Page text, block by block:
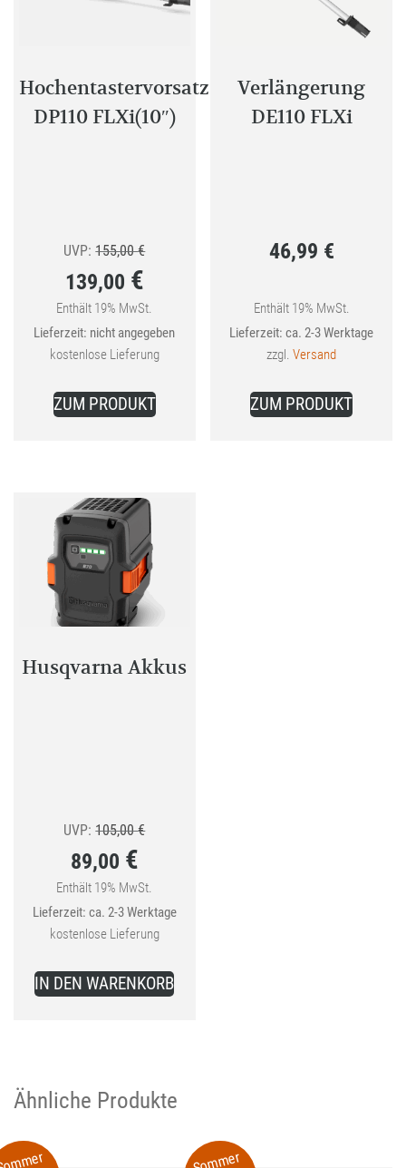
Hochentastervorsatz
DP110 FLXi(10″)
UVP: 155,00€Ursprünglicher
war:
155,00 €
139,00 €
Aktueller
Preis
139,00 €.
Enthält 19% MwSt.
Lieferzeit: nicht angegeben
kostenlose Lieferung
ZUM PRODUKT
Verlängerung
DE110 FLXi
46,99 €
Enthält 19% MwSt.
Lieferzeit: ca. 2-3 Werktage
zzgl.Versand
ZUM PRODUKT
Husqvarna Akkus
UVP: 105,00€Ursprünglicher
war:
105,00 €
89,00 €
Aktueller
Preis
89,00 €.
Enthält 19% MwSt.
Lieferzeit: ca. 2-3 Werktage
kostenlose Lieferung
IN DEN WARENKORB
Ähnliche Produkte